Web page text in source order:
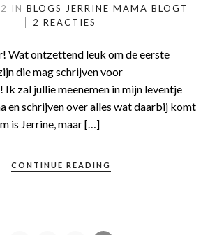
IN BLOGS JERRINE MAMA BLOGT
2 REACTIES
Wat ontzettend leuk om de eerste
die mag schrijven voor
Ik zal jullie meenemen in mijn leventje
en schrijven over alles wat daarbij komt
is Jerrine, maar […]
CONTINUE READING